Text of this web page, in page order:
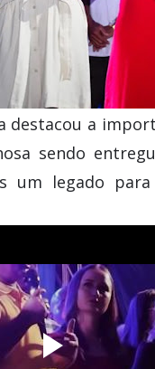
destacou a
sendo
um legado